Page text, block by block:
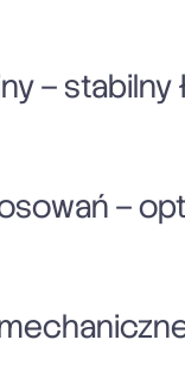
– stabilny
–